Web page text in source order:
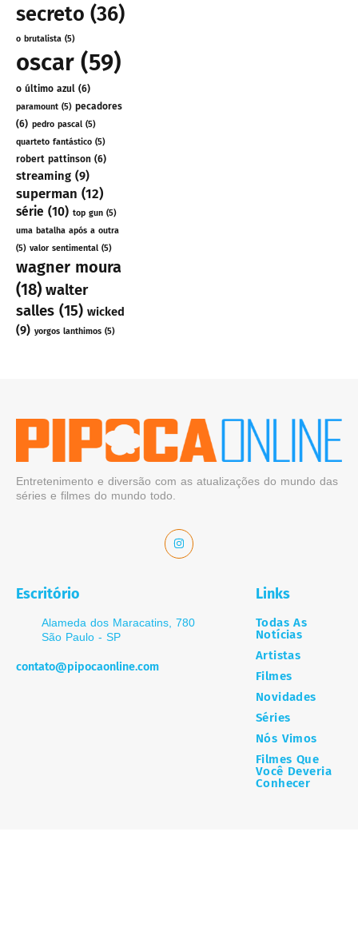
secreto (36)
o brutalista (5)
oscar (59)
o último azul (6)
paramount (5) pecadores
(6) pedro pascal (5)
quarteto fantástico (5)
robert pattinson (6)
streaming (9)
superman (12)
série (10) top gun (5)
uma batalha após a outra
(5) valor sentimental (5)
wagner moura
(18) walter
salles (15) wicked
(9) yorgos lanthimos (5)
Entretenimento e diversão com as atualizações do mundo das
séries e filmes do mundo todo.
Escritório
Alameda dos Maracatins, 780
São Paulo - SP
contato@pipocaonline.com
Links
Todas As
Notícias
Artistas
Filmes
Novidades
Séries
Nós Vimos
Filmes Que
Você Deveria
Conhecer